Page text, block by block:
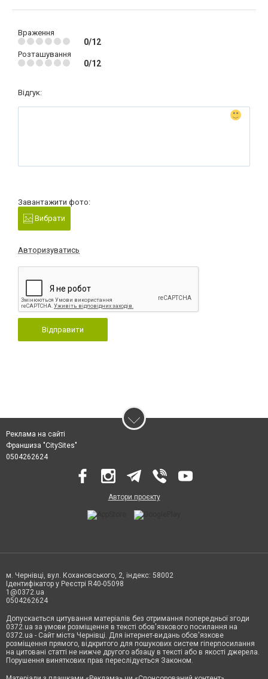
Враження
0/12
Розташування
0/12
Відгук:
Завантажити фото:
Вибрати
Авторизуватись
Відправити
Реклама на сайті
Франшиза "CitySites"
0504262624
Автори проєкту
м. Чернівці, вул. Кохановського, 2, індекс: 58002
Ідентифікатор у Реєстрі R40-05098
1@0372.ua
0504262624
Допускається цитування матеріалів без отримання попередньої згоди
0372.ua за умови розміщення в тексті обов'язкового посилання на
0372.ua - Сайт міста Чернівці. Для інтернет-видань обов'язкове
розміщення прямого, відкритого для пошукових систем гіперпосилання
на цитовані статті не нижче другого абзацу в тексті або в якості джерела.
Порушення виняткових прав переслідується Законом.